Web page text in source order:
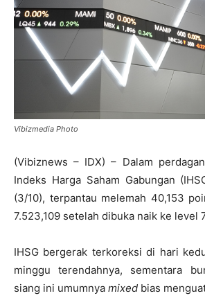
Vibizmedia Photo
(Vibiznews – IDX) – Dalam
Indeks Harga Saham Gabungan
(3/10), terpantau melemah 40,153
7.523,109 setelah dibuka naik ke level
IHSG bergerak terkoreksi di hari
minggu terendahnya, sementara
siang ini umumnya mixed bias